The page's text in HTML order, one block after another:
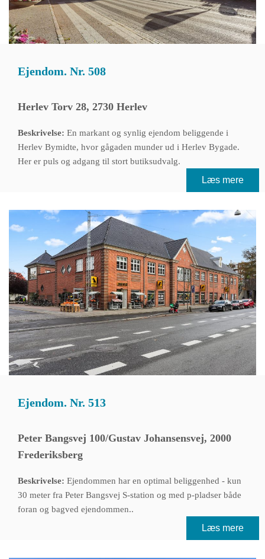
Ejendom. Nr. 508
Herlev Torv 28, 2730 Herlev
Beskrivelse: En markant og synlig ejendom beliggende i
Herlev Bymidte, hvor gågaden munder ud i Herlev Bygade.
Her er puls og adgang til stort butiksudvalg.
Læs mere
Ejendom. Nr. 513
Peter Bangsvej 100/Gustav Johansensvej, 2000
Frederiksberg
Beskrivelse: Ejendommen har en optimal beliggenhed - kun
30 meter fra Peter Bangsvej S-station og med p-pladser både
foran og bagved ejendommen..
Læs mere